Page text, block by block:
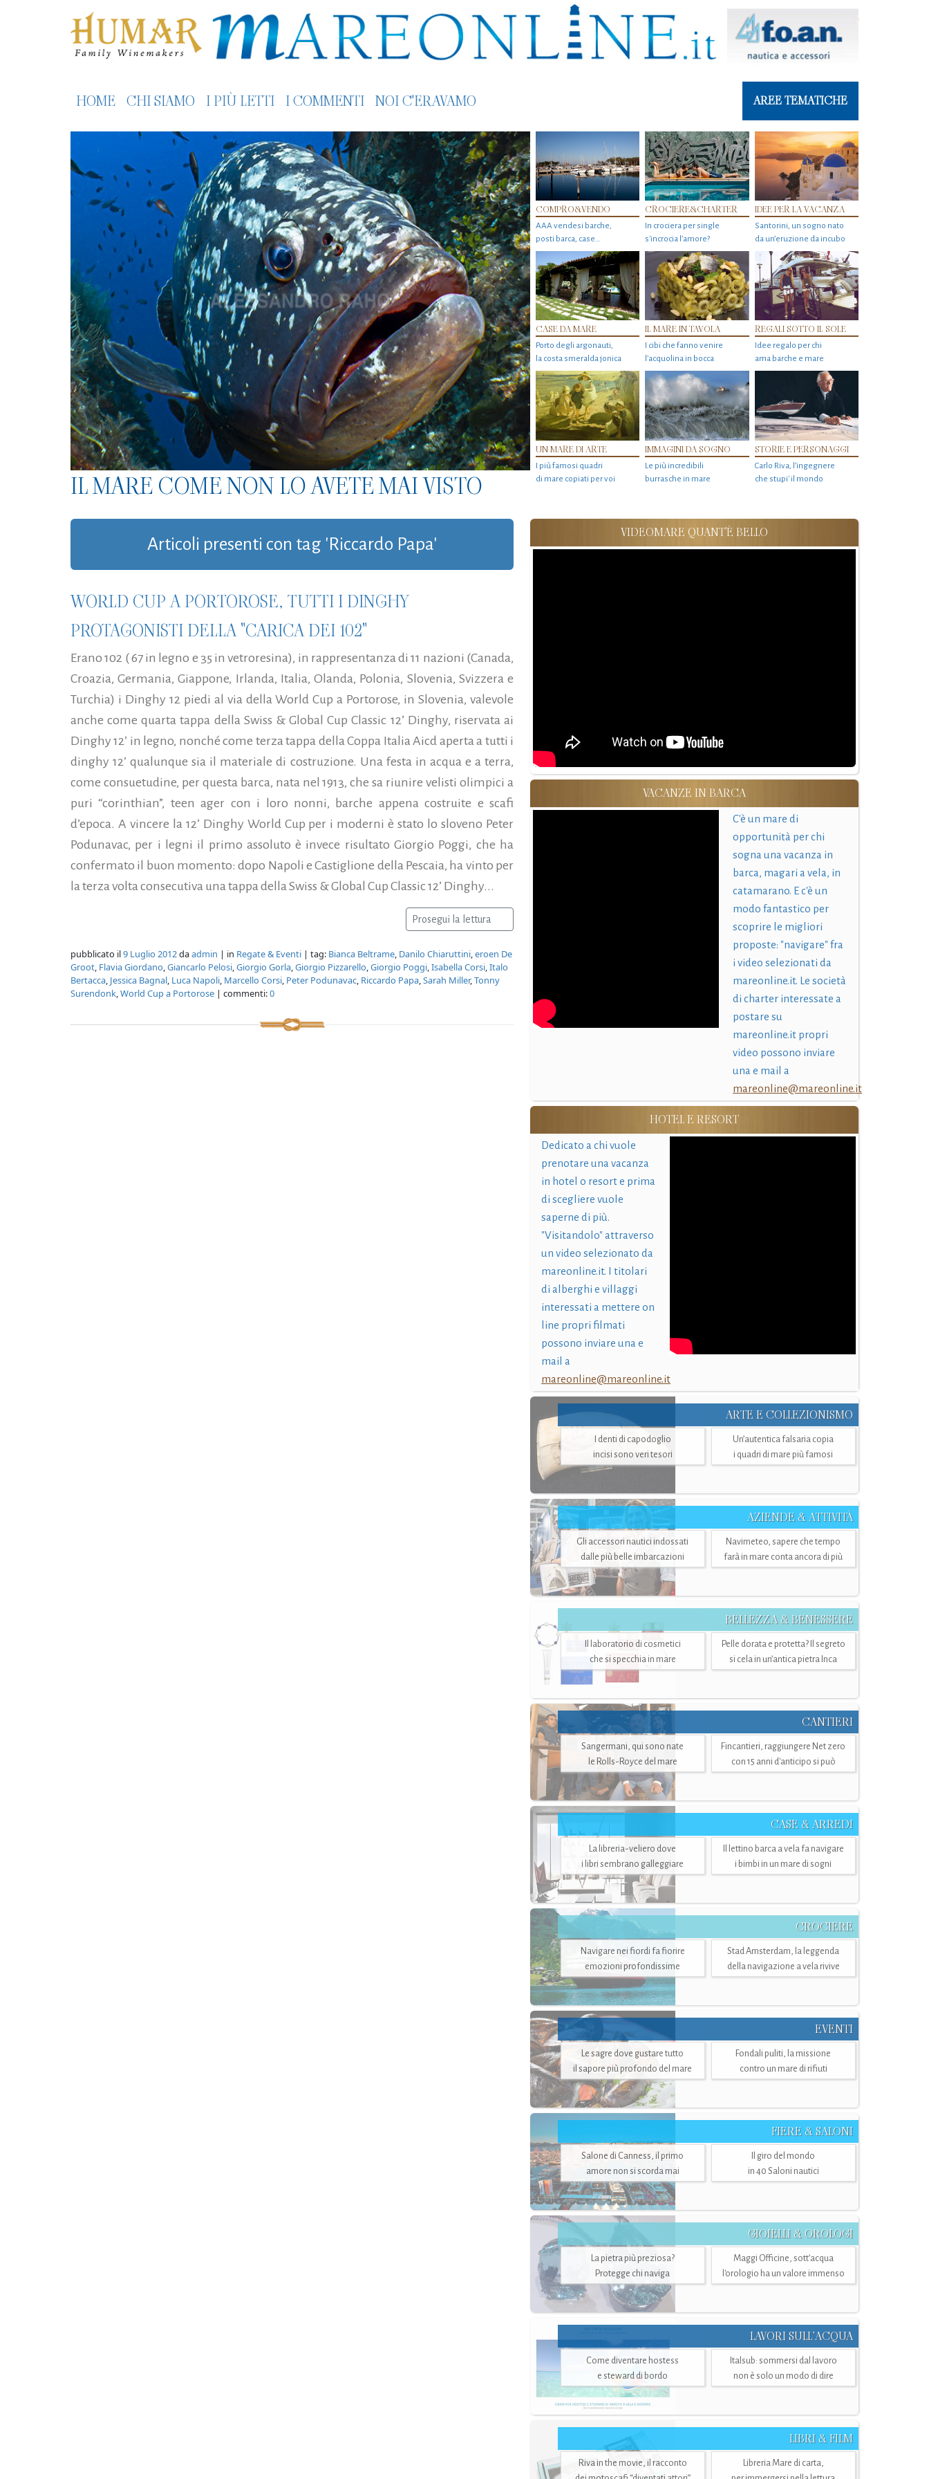
HOME CHI SIAMO I PIÙ LETTI I COMMENTI NOI C'ERAVAMO AREE TEMATICHE
IL MARE COME NON LO AVETE MAI VISTO
COMPRO&VENDO
AAA vendesi barche,
posti barca, case…
CROCIERE&CHARTER
In crociera per single
s'incrocia l’amore?
IDEE PER LA VACANZA
Santorini, un sogno nato
da un’eruzione da incubo
CASE DA MARE
Porto degli argonauti,
la costa smeralda jonica
IL MARE IN TAVOLA
I cibi che fanno venire
l’acquolina in bocca
REGALI SOTTO IL SOLE
Idee regalo per chi
ama barche e mare
UN MARE DI ARTE
I più famosi quadri
di mare copiati per voi
IMMAGINI DA SOGNO
Le più incredibili
burrasche in mare
STORIE E PERSONAGGI
Carlo Riva, l’ingegnere
che stupi' il mondo
Articoli presenti con tag 'Riccardo Papa'
WORLD CUP A PORTOROSE, TUTTI I DINGHY
PROTAGONISTI DELLA "CARICA DEI 102"
Erano 102 ( 67 in legno e 35 in vetroresina), in rappresentanza di 11 nazioni (Canada,
Croazia, Germania, Giappone, Irlanda, Italia, Olanda, Polonia, Slovenia, Svizzera e
Turchia) i Dinghy 12 piedi al via della World Cup a Portorose, in Slovenia, valevole
anche come quarta tappa della Swiss & Global Cup Classic 12’ Dinghy, riservata ai
Dinghy 12’ in legno, nonché come terza tappa della Coppa Italia Aicd aperta a tutti i
dinghy 12’ qualunque sia il materiale di costruzione. Una festa in acqua e a terra,
come consuetudine, per questa barca, nata nel 1913, che sa riunire velisti olimpici a
puri “corinthian”, teen ager con i loro nonni, barche appena costruite e scafi
d’epoca. A vincere la 12’ Dinghy World Cup per i moderni è stato lo sloveno Peter
Podunavac, per i legni il primo assoluto è invece risultato Giorgio Poggi, che ha
confermato il buon momento: dopo Napoli e Castiglione della Pescaia, ha vinto per
la terza volta consecutiva una tappa della Swiss & Global Cup Classic 12’ Dinghy...
Prosegui la lettura
pubblicato il9 Luglio 2012daadmin | in Regate & Eventi | tag: Bianca Beltrame, Danilo Chiaruttini,eroen De
Groot, Flavia Giordano,Giancarlo Pelosi,Giorgio Gorla,Giorgio Pizzarello,Giorgio Poggi,Isabella Corsi,Italo
Bertacca, Jessica Bagnal, Luca Napoli, Marcello Corsi, Peter Podunavac, Riccardo Papa,Sarah Miller,Tonny
Surendonk,World Cup a Portorose | commenti:0
VIDEOMARE QUANT'È BELLO
VACANZE IN BARCA
C'è un mare di
opportunità per chi
sogna una vacanza in
barca, magari a vela, in
catamarano. E c'è un
modo fantastico per
scoprire le migliori
proposte: "navigare" fra
i video selezionati da
mareonline.it. Le società
di charter interessate a
postare su
mareonline.it propri
video possono inviare
una e mail a
mareonline@mareonline.it
HOTEL E RESORT
Dedicato a chi vuole
prenotare una vacanza
in hotel o resort e prima
di scegliere vuole
saperne di più.
"Visitandolo" attraverso
un video selezionato da
mareonline.it. I titolari
di alberghi e villaggi
interessati a mettere on
line propri filmati
possono inviare una e
mail a
mareonline@mareonline.it
ARTE E COLLEZIONISMO
I denti di capodoglio
incisi sono veri tesori
Un’autentica falsaria copia
i quadri di mare più famosi
AZIENDE & ATTIVITÀ
Gli accessori nautici indossati
dalle più belle imbarcazioni
Navimeteo, sapere che tempo
farà in mare conta ancora di più
BELLEZZA & BENESSERE
Il laboratorio di cosmetici
che si specchia in mare
Pelle dorata e protetta? Il segreto
si cela in un’antica pietra Inca
CANTIERI
Sangermani, qui sono nate
le Rolls-Royce del mare
Fincantieri, raggiungere Net zero
con 15 anni d'anticipo si può
CASE & ARREDI
La libreria-veliero dove
i libri sembrano galleggiare
Il lettino barca a vela fa navigare
i bimbi in un mare di sogni
CROCIERE
Navigare nei fiordi fa fiorire
emozioni profondissime
Stad Amsterdam, la leggenda
della navigazione a vela rivive
EVENTI
Le sagre dove gustare tutto
il sapore più profondo del mare
Fondali puliti, la missione
contro un mare di rifiuti
FIERE & SALONI
Salone di Canness, il primo
amore non si scorda mai
Il giro del mondo
in 40 Saloni nautici
GIOIELLI & OROLOGI
La pietra più preziosa?
Protegge chi naviga
Maggi Officine, sott’acqua
l'orologio ha un valore immenso
LAVORI SULL’ACQUA
Come diventare hostess
e steward di bordo
Italsub: sommersi dal lavoro
non è solo un modo di dire
LIBRI & FILM
Riva in the movie, il racconto
Libreria Mare di carta,